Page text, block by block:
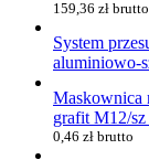
159,36 zł brutto
System
aluminiowo-
Maskownica
grafit M12/sz
0,46 zł brutto